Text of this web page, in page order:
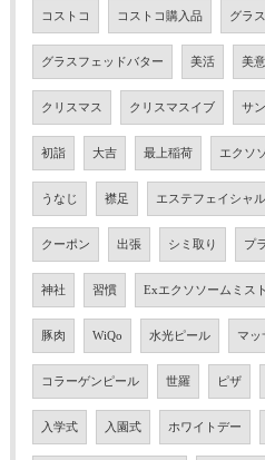
コストコ コストコ購入品 グラ
グラスフェッドバター 美活 美
クリスマス クリスマスイブ サ
初詣 大吉 最上稲荷 エクソ
うなじ 襟足 エステフェイシャル
クーポン 出張 シミ取り プ
神社 習慣 Exエクソソームミスト
豚肉 WiQo 水光ピール マッ
コラーゲンピール 世羅 ピザ
入学式 入園式 ホワイトデー